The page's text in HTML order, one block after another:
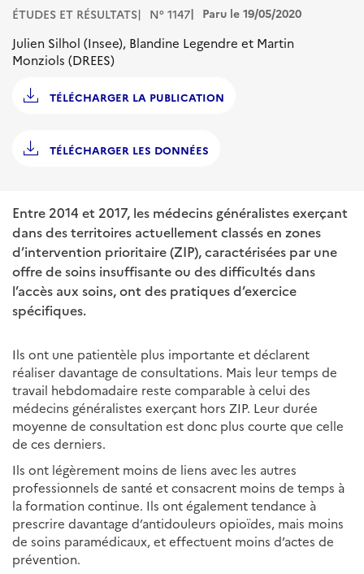
ÉTUDES ET RÉSULTATS N° 1147 Paru le 19/05/2020
Julien Silhol (Insee), Blandine Legendre et Martin
Monziols (DREES)
TÉLÉCHARGER LA PUBLICATION
TÉLÉCHARGER LES DONNÉES
Entre 2014 et 2017, les médecins généralistes exerçant
dans des territoires actuellement classés en zones
d’intervention prioritaire (ZIP), caractérisées par une
offre de soins insuffisante ou des difficultés dans
l’accès aux soins, ont des pratiques d’exercice
spécifiques.
Ils ont une patientèle plus importante et déclarent
réaliser davantage de consultations. Mais leur temps de
travail hebdomadaire reste comparable à celui des
médecins généralistes exerçant hors ZIP. Leur durée
moyenne de consultation est donc plus courte que celle
de ces derniers.
Ils ont légèrement moins de liens avec les autres
professionnels de santé et consacrent moins de temps à
la formation continue. Ils ont également tendance à
prescrire davantage d’antidouleurs opioïdes, mais moins
de soins paramédicaux, et effectuent moins d’actes de
prévention.